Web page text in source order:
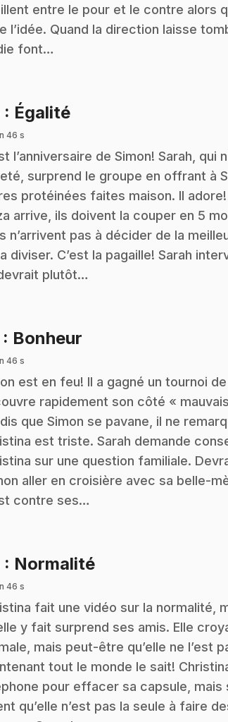
entre le pour et le contre alors
l’idée. Quand la direction laisse
font…
: Égalité.
46 s
l’anniversaire de Simon! Sarah, qui
surprend le groupe en offrant à
protéinées faites maison. Il adore!
arrive, ils doivent la couper en 5
n’arrivent pas à décider de la
diviser. C’est la pagaille! Sarah
plutôt…
: Bonheur
46 s
est en feu! Il a gagné un tournoi
rapidement son côté «
que Simon se pavane, il ne
est triste. Sarah demande
sur une question familiale.
aller en croisière avec sa belle-
contre ses…
: Normalité.
46 s
fait une vidéo sur la normalité,
y fait surprend ses amis. Elle
mais peut-être qu’elle ne l’est
tout le monde le sait!
pour effacer sa capsule, mais
qu’elle n’est pas la seule à faire